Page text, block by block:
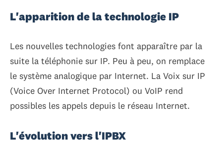
L'apparition de la technologie IP
Les nouvelles technologies font apparaître par la
suite la téléphonie sur IP. Peu à peu, on remplace
le système analogique par Internet. La Voix sur IP
(Voice Over Internet Protocol) ou VoIP rend
possibles les appels depuis le réseau Internet.
L'évolution vers l'IPBX